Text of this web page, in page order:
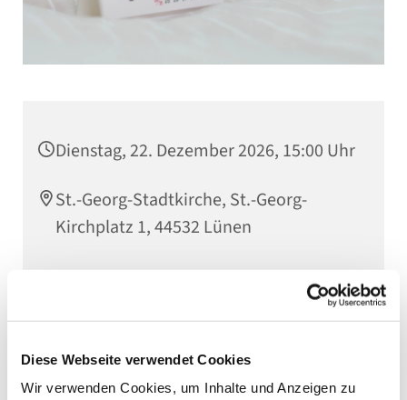
Diese Webseite verwendet Cookies
Wir verwenden Cookies, um Inhalte und Anzeigen zu
Dienstag, 22. Dezember 2026, 15:00 Uhr
St.-Georg-Stadtkirche, St.-Georg-
Kirchplatz 1, 44532 Lünen